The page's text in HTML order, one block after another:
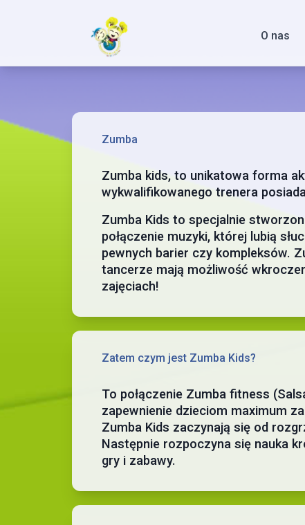
O nas
Zumba
Zumba kids, to unikatowa forma
wykwalifikowanego trenera
Zumba Kids to specjalnie
połączenie muzyki, której lubią
pewnych barier czy kompleksów.
tancerze mają możliwość
zajęciach!
Zatem czym jest Zumba Kids?
To połączenie Zumba fitness
zapewnienie dzieciom maximum
Zumba Kids zaczynają się od
Następnie rozpoczyna się nauka
gry i zabawy.